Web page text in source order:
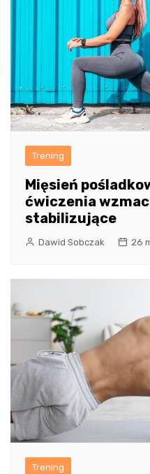
Trening
Mięsień
ćwiczenia
stabilizujące
Dawid Sobczak 26
Trening